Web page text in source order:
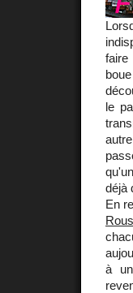
faire
le
déjà
En
à